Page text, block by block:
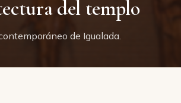
del templo
del templo
de Igualada.